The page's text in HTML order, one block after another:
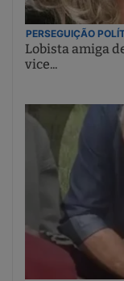
PERSEGUIÇÃO
Lobista amiga
vice...